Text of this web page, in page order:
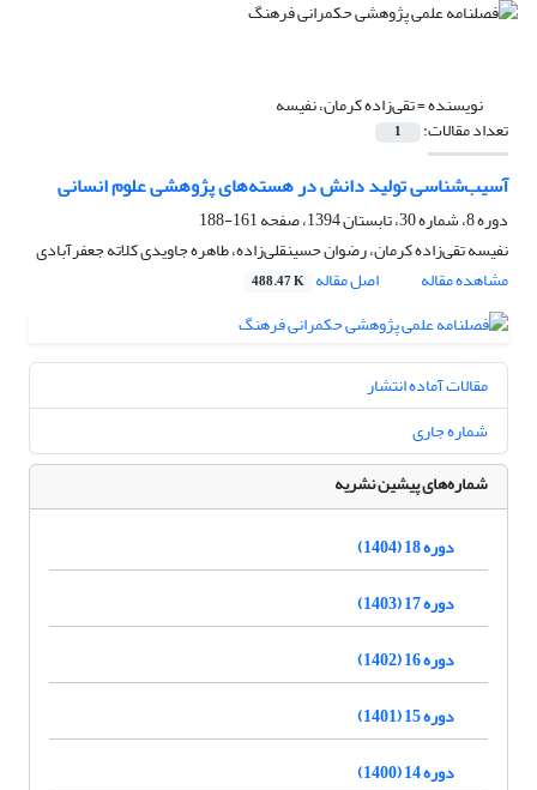
نویسنده =تقی‌زاده کرمان، نفیسه
تعداد مقالات: 1
آسیب‌شناسی تولید دانش در هسته‌های پژوهشی علوم انسانی
دوره 8، شماره 30، تابستان 1394، صفحه
161-188
نفیسه تقی‌زاده کرمان، رضوان حسینقلی‌زاده، طاهره جاویدی کلاته جعفرآبادی
مشاهده مقاله
اصل مقاله 488.47 K
مقالات آماده انتشار
شماره جاری
شماره‌های پیشین نشریه
دوره 18 (1404)
دوره 17 (1403)
دوره 16 (1402)
دوره 15 (1401)
دوره 14 (1400)